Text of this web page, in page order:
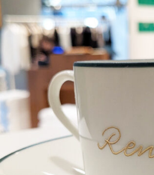
ANIMATIONS /
Tasses gravées –